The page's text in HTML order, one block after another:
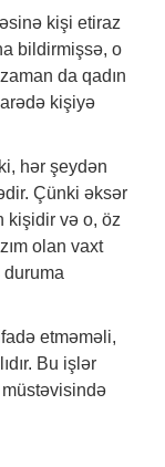
kişi etiraz
bildirmişsə, o
da qadın
kişiyə
hər şeydən
Çünki əksər
kişidir və o, öz
olan vaxt
duruma
etməməli,
Bu işlər
müstəvisində